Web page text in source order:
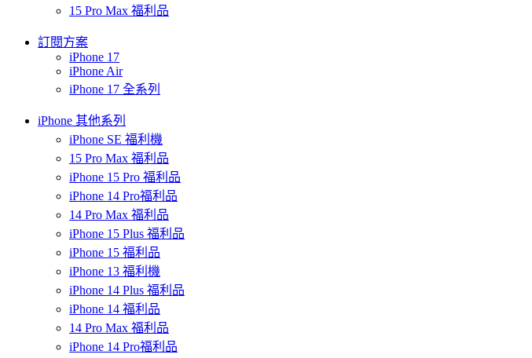
15 Pro Max 福利品
訂閱方案
iPhone 17
iPhone Air
iPhone 17 全系列
iPhone 其他系列
iPhone SE 福利機
15 Pro Max 福利品
iPhone 15 Pro 福利品
iPhone 14 Pro福利品
14 Pro Max 福利品
iPhone 15 Plus 福利品
iPhone 15 福利品
iPhone 13 福利機
iPhone 14 Plus 福利品
iPhone 14 福利品
14 Pro Max 福利品
iPhone 14 Pro福利品